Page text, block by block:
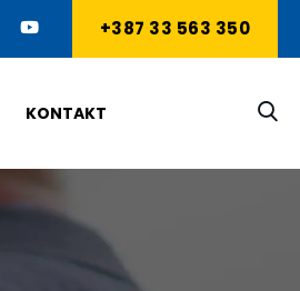
+387 33 563 350
KONTAKT